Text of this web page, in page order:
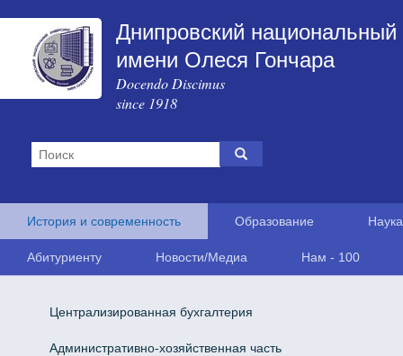
Днипровский национальный
имени Олеся Гончара
Docendo Discimus
since 1918
История и современность Образование
Абитуриенту Новости/Медиа Нам - 100
Централизированная бухгалтерия
Административно-хозяйственная часть